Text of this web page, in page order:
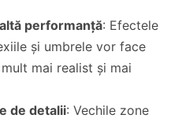
performanță: Efectele
și umbrele vor face
mai realist și mai
de detalii: Vechile zone